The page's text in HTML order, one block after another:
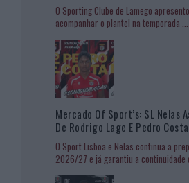
O Sporting Clube de Lamego
acompanhar o plantel na temporada ...
Mercado Of Sport’s: SL Nelas
De Rodrigo Lage E Pedro
O Sport Lisboa e Nelas continua a
2026/27 e já garantiu a continuidade